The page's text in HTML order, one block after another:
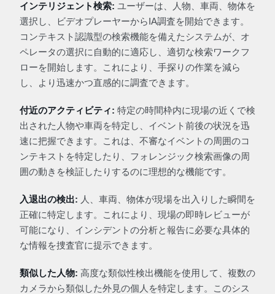
インテリジェント検索: ユーザーは、人物、車両、物体を
選択し、ビデオプレーヤーからIA調査を開始できます。
コンテキスト認識型の検索機能を備えたシステムが、オ
ペレータの選択に自動的に適応し、適切な検索ワークフ
ローを開始します。これにより、手探りの作業を減ら
し、より迅速かつ直感的に調査できます。
付近のアクティビティ: 特定の時間枠内に現場の近くで検
出された人物や車両を特定し、イベント前後の状況を迅
速に把握できます。これは、不審なイベントの周囲のコ
ンテキストを特定したり、フォレンジック検索画像の周
囲の動きを検証したりするのに理想的な機能です。
入退出の検出: 人、車両、物体が現場を出入りした瞬間を
正確に特定します。これにより、現場の即時レビューが
可能になり、インシデントの分析と報告に必要な具体的
な情報を捜査官に提示できます。
類似した人物: 高度な類似性検出機能を使用して、複数の
カメラから類似した外見の個人を特定します。このシス